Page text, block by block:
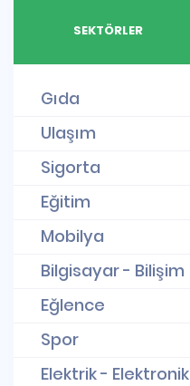
SEKTÖRLER
Gıda
Ulaşım
Sigorta
Eğitim
Mobilya
Bilgisayar - Bilişim
Eğlence
Spor
Elektrik - Elektronik